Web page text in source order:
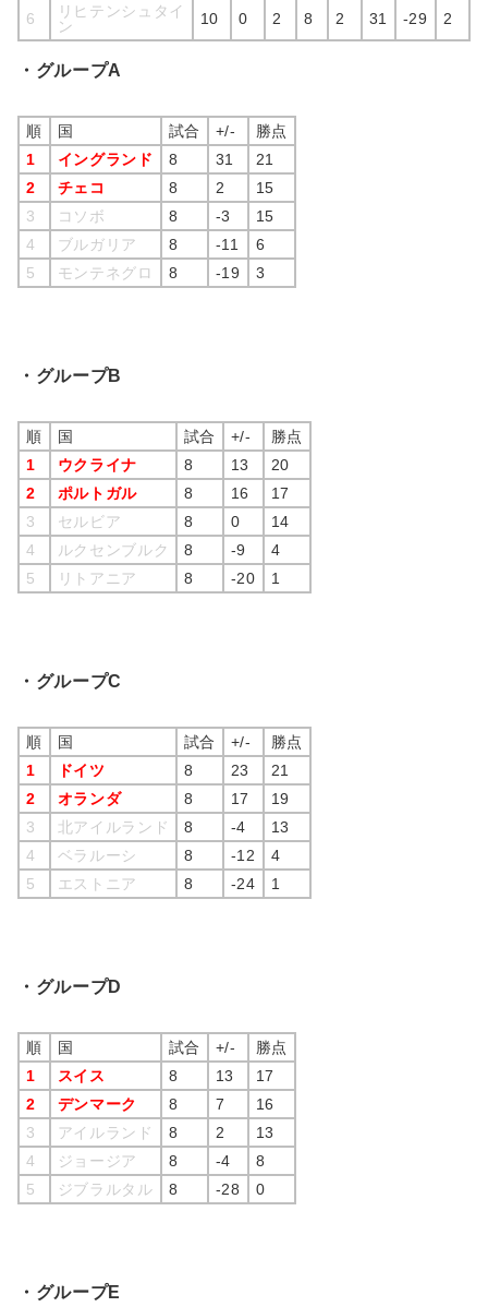
6
リヒテンシュタイ
ン
10 0 2 8 2 31 -29 2
・グループA
順 国 試合 +/-
勝点
1
イングランド 8 31
21
2
チェコ 8 2
15
3
コソボ 8 -3
15
4
ブルガリア 8 -11
6
5
モンテネグロ 8 -19 3
・グループB
順 国 試合 +/-
勝点
1
ウクライナ 8 13
20
2
ポルトガル 8 16
17
3
セルビア 8 0
14
4
ルクセンブルク 8 -9
4
5
リトアニア 8 -20 1
・グループC
順 国 試合 +/-
勝点
1
ドイツ 8 23
21
2
オランダ 8 17
19
3
北アイルランド 8 -4
13
4
ベラルーシ 8 -12
4
5
エストニア 8 -24 1
・グループD
順 国 試合 +/-
勝点
1
スイス 8 13
17
2
デンマーク 8 7
16
3
アイルランド 8 2
13
4
ジョージア 8 -4
8
5
ジブラルタル 8 -28 0
・グループE